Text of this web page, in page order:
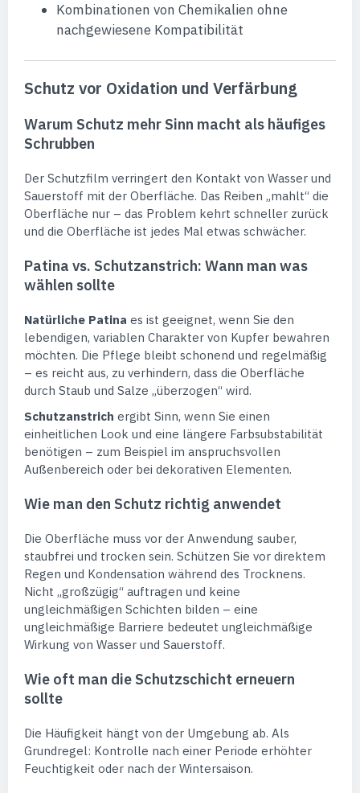
Kombinationen von Chemikalien ohne
nachgewiesene Kompatibilität
Schutz vor Oxidation und Verfärbung
Warum Schutz mehr Sinn macht als häufiges
Schrubben
Der Schutzfilm verringert den Kontakt von Wasser und
Sauerstoff mit der Oberfläche. Das Reiben „mahlt“ die
Oberfläche nur – das Problem kehrt schneller zurück
und die Oberfläche ist jedes Mal etwas schwächer.
Patina vs. Schutzanstrich: Wann man was
wählen sollte
Natürliche Patina es ist geeignet, wenn Sie den
lebendigen, variablen Charakter von Kupfer bewahren
möchten. Die Pflege bleibt schonend und regelmäßig
– es reicht aus, zu verhindern, dass die Oberfläche
durch Staub und Salze „überzogen“ wird.
Schutzanstrich ergibt Sinn, wenn Sie einen
einheitlichen Look und eine längere Farbsubstabilität
benötigen – zum Beispiel im anspruchsvollen
Außenbereich oder bei dekorativen Elementen.
Wie man den Schutz richtig anwendet
Die Oberfläche muss vor der Anwendung sauber,
staubfrei und trocken sein. Schützen Sie vor direktem
Regen und Kondensation während des Trocknens.
Nicht „großzügig“ auftragen und keine
ungleichmäßigen Schichten bilden – eine
ungleichmäßige Barriere bedeutet ungleichmäßige
Wirkung von Wasser und Sauerstoff.
Wie oft man die Schutzschicht erneuern
sollte
Die Häufigkeit hängt von der Umgebung ab. Als
Grundregel: Kontrolle nach einer Periode erhöhter
Feuchtigkeit oder nach der Wintersaison.